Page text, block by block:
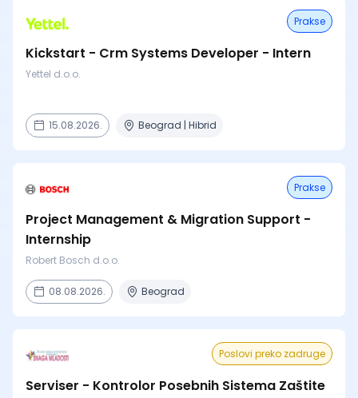
Prakse
Kickstart - Crm Systems Developer - Intern
Yettel d.o.o.
15.08.2026. Beograd | Hibrid
Prakse
Project Management & Migration Support -
Internship
Robert Bosch d.o.o.
08.08.2026. Beograd
Poslovi preko zadruge
Serviser - Kontrolor Posebnih Sistema Zaštite